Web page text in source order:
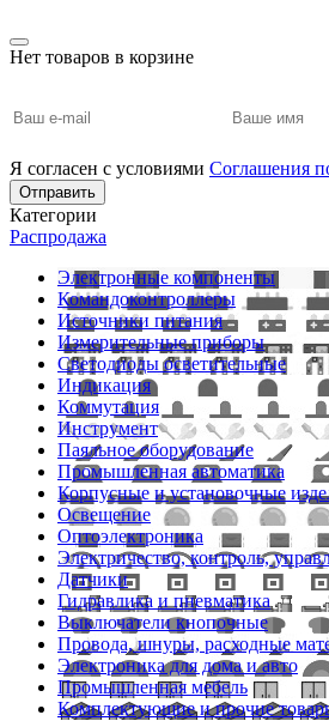
Нет товаров в корзине
Я согласен с условиями Соглашения
Отправить
Категории
Распродажа
Электронные компоненты
Командоконтроллеры
Источники питания
Измерительные приборы
Светодиоды осветительные
Индикация
Коммутация
Инструмент
Паяльное оборудование
Промышленная автоматика
Корпусные и установочные
Освещение
Оптоэлектроника
Электричество, контроль,
Датчики
Гидравлика и пневматика
Выключатели кнопочные
Провода, шнуры, расходные
Электроника для дома и авто
Промышленная мебель
Комплектующие и прочие